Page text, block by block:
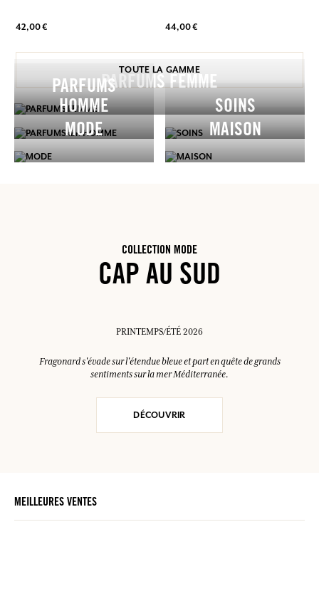
42,00 € 44,00 €
TOUTE LA GAMME
PARFUMS FEMME
PARFUMS
HOMME
SOINS
MODE
MAISON
COLLECTION MODE
CAP AU SUD
PRINTEMPS/ÉTÉ 2026
Fragonard s'évade sur l'étendue bleue et part en quête de grands
sentiments sur la mer Méditerranée.
DÉCOUVRIR
MEILLEURES VENTES